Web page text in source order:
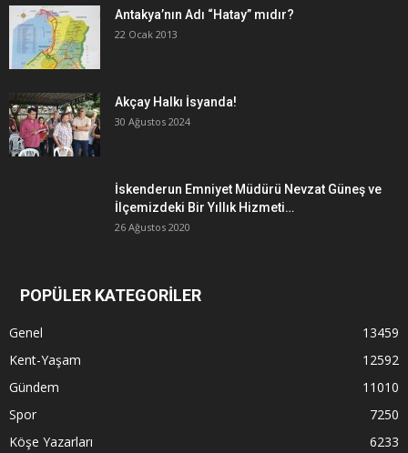
Antakya’nın Adı “Hatay” mıdır?
22 Ocak 2013
Akçay Halkı İsyanda!
30 Ağustos 2024
İskenderun Emniyet Müdürü Nevzat Güneş ve
İlçemizdeki Bir Yıllık Hizmeti…
26 Ağustos 2020
POPÜLER KATEGORİLER
Genel
13459
Kent-Yaşam
12592
Gündem
11010
Spor
7250
Köşe Yazarları
6233